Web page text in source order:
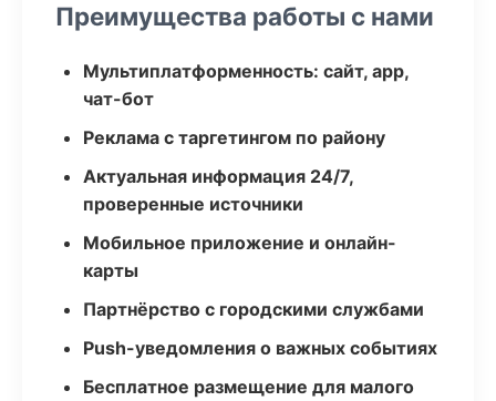
Преимущества работы с нами
Мультиплатформенность: сайт, app,
чат-бот
Реклама с таргетингом по району
Актуальная информация 24/7,
проверенные источники
Мобильное приложение и онлайн-
карты
Партнёрство с городскими службами
Push-уведомления о важных событиях
Бесплатное размещение для малого